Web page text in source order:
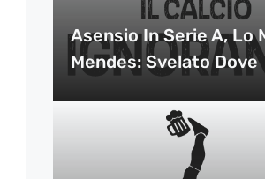
Asensio In Serie A, Lo
Mendes: Svelato Dove